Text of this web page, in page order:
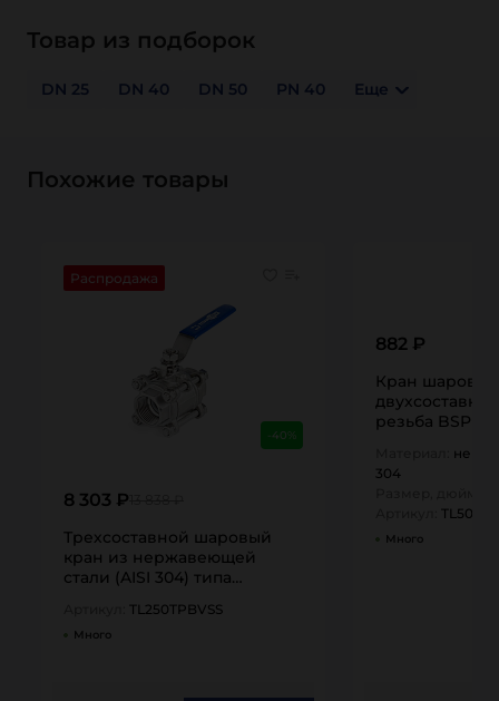
Товар из подборок
DN 25 DN 40 DN 50 PN 40 Еще
Похожие товары
Распродажа
-40%
8 303 ₽
Трехсоставной шаровый
кран из нержавеющей
стали (AISI 304) типа
TL250TPBVSS
Много
882 ₽
Кран шаровый
резьба BSP 1/
304
Много